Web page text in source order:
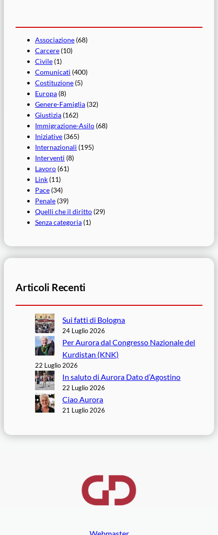
Associazione (68)
Carcere (10)
Civile (1)
Comunicati (400)
Costituzione (5)
Europa (8)
Genere-Famiglia (32)
Giustizia (162)
Immigrazione-Asilo (68)
Iniziative (365)
Internazionali (195)
Interventi (8)
Lavoro (61)
Link (11)
Pace (34)
Penale (39)
Quelli che il diritto (29)
Senza categoria (1)
Articoli Recenti
Sui fatti di Bologna
24 Luglio 2026
Per Aurora dal Congresso Nazionale del
Kurdistan (KNK)
22 Luglio 2026
In saluto di Aurora Dato d’Agostino
22 Luglio 2026
Ciao Aurora
21 Luglio 2026